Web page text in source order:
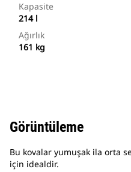
Kapasite
214 l
Ağırlık
161 kg
Görüntüleme
Bu kovalar yumuşak ila orta
için idealdir.